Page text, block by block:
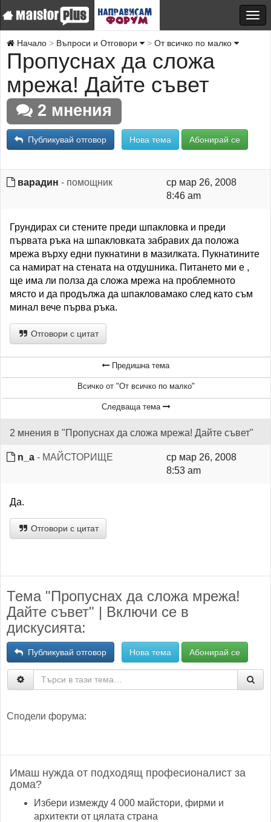
Начало Въпроси и Отговори От всичко по малко
Пропуснах да сложа
мрежа! Дайте съвет
2 мнения
Публикувай отговор Нова тема Абонирай се
варадин - помощник
ср мар 26, 2008
8:46 am
Грундирах си стените преди шпакловка и преди
първата ръка на шпакловката забравих да положа
мрежа върху едни пукнатини в мазилката. Пукнатините
са намират на стената на отдушника. Питането ми е ,
ще има ли полза да сложа мрежа на проблемното
място и да продължа да шпакловамако след като съм
минал вече първа ръка.
Отговори с цитат
Предишна тема
Всичко от "От всичко по малко"
Следваща тема
2 мнения в "Пропуснах да сложа мрежа! Дайте съвет"
n_a - МАЙСТОРИЩЕ
ср мар 26, 2008
8:53 am
Да.
Отговори с цитат
Тема "Пропуснах да сложа мрежа!
Дайте съвет" | Включи се в
дискусията:
Публикувай отговор Нова тема Абонирай се
Сподели форума:
Имаш нужда от подходящ професионалист за
дома?
Избери измежду 4 000 майстори, фирми и
архитекти от цялата страна